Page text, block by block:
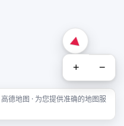
+ −
德地图 · 为您提供准确的地图服